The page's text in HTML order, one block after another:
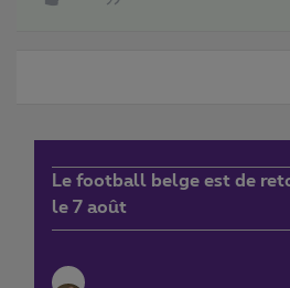
Le football belge est de
le 7 août